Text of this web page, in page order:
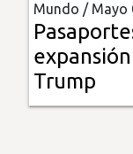
Multimedia
Impreso
Mundo / Mayo
Trump